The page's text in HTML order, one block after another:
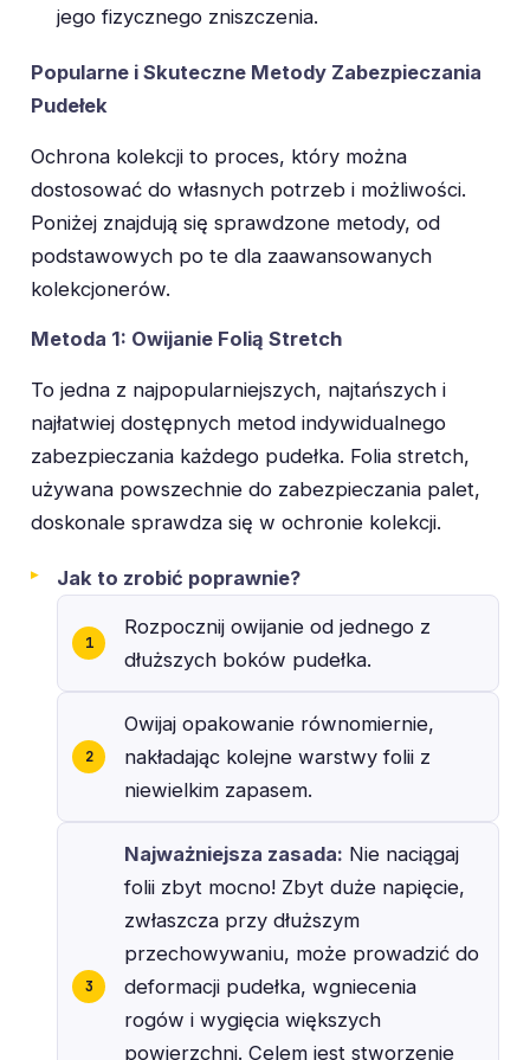
jego fizycznego zniszczenia.
Popularne i Skuteczne Metody Zabezpieczania
Pudełek
Ochrona kolekcji to proces, który można
dostosować do własnych potrzeb i możliwości.
Poniżej znajdują się sprawdzone metody, od
podstawowych po te dla zaawansowanych
kolekcjonerów.
Metoda 1: Owijanie Folią Stretch
To jedna z najpopularniejszych, najtańszych i
najłatwiej dostępnych metod indywidualnego
zabezpieczania każdego pudełka. Folia stretch,
używana powszechnie do zabezpieczania palet,
doskonale sprawdza się w ochronie kolekcji.
Jak to zrobić poprawnie?
Rozpocznij owijanie od jednego z
dłuższych boków pudełka.
Owijaj opakowanie równomiernie,
nakładając kolejne warstwy folii z
niewielkim zapasem.
Najważniejsza zasada: Nie naciągaj
folii zbyt mocno! Zbyt duże napięcie,
zwłaszcza przy dłuższym
przechowywaniu, może prowadzić do
deformacji pudełka, wgniecenia
rogów i wygięcia większych
powierzchni. Celem jest stworzenie